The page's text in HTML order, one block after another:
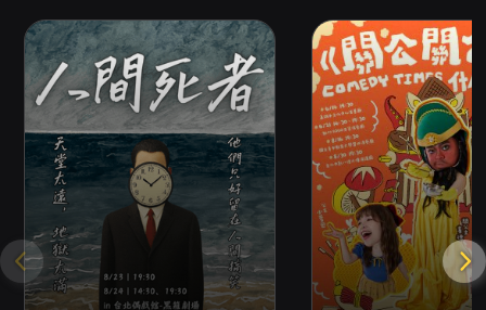
演體驗與笑點感染力為核心。由於節目不採分場
中場，觀眾將體驗到緊湊且連貫的演出流程；同
時，節目可能包含多種表演形式的快速切換，適
合願意接受非線性敘事、喜歡幽默與驚喜效果的
觀眾。 本演出亦強調現場錄影與肖像使用的授權
事項：演出有同步錄影安排，購票觀眾同意其肖
像於面白大丈夫使用，相關觀演規範亦請參照主
辦公告與場次注意事項。綜合而言，《我看了什
麼》藉由漫才與短劇的混搭、創意編排與技術團
隊的現場支援，提供一場以笑聲為核心、常常超
出預期的100分鐘舞台旅程，適合尋求新鮮、輕
快、即時娛樂效果的觀眾前往欣賞。